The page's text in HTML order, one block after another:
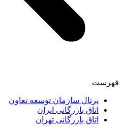
فهرست
پرتال سازمان توسعه تعاون
اتاق بازرگانی ایران
اتاق بازرگانی تهران